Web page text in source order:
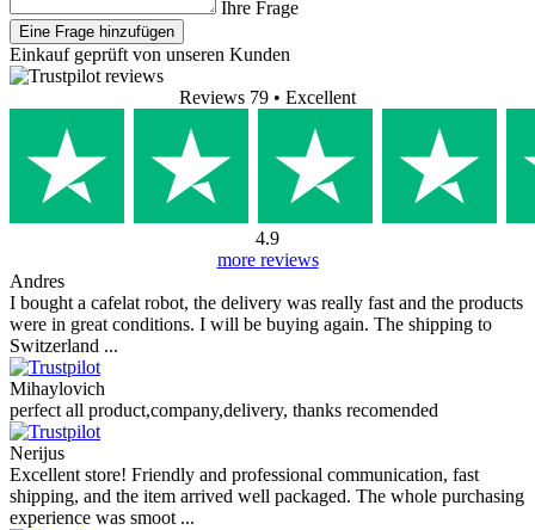
FAQ (Fellow Tally Precision Scale |
Digitale Kaffeewaage)
Es sind keine Fragen verfügbar.
Eine Frage hinzufügen
Mein Name
Ihre E-Mail-Adresse
Eine E-Mail-
Adresse ist nicht erforderlich. Sie dient lediglich der Beantwortung Ihrer
Eine Frage hinzufügen
Einkauf geprüft von unseren Kunden